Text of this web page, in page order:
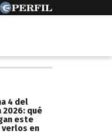
4 del
2026: qué
este
verlos en